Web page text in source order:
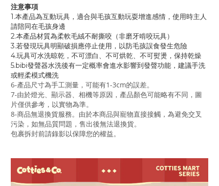
注意事項
1.本產品為互動玩具，適合與毛孩互動玩耍增進感情，使用時主人
請陪同在毛孩身邊
2.本產品材質為柔軟毛絨不耐撕咬（非磨牙啃咬玩具）
3.若發現玩具明顯破損應停止使用，以防毛孩誤食發生危險
4.玩具可水洗晾乾，不可漂白、不可烘乾、不可熨燙，保持乾燥
5.bibi發聲器水洗後有一定概率會進水影響到發聲功能，建議手洗
或輕柔模式機洗
6-產品尺寸為手工測量，可能有1-3cm的誤差。
7-由於燈光、顯示器、相機等原因，產品顏色可能略有不同，圖
片僅供參考，以實物為準。
8-商品無退換貨服務。由於本商品與寵物直接接觸，為避免交叉
污染，如無品質問題，售出後無法退換貨。
包裹拆封前請錄影以保障您的權益。